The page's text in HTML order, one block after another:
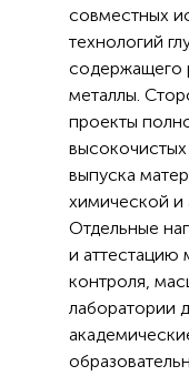
совместных
технологий
содержащего
металлы.
проекты
выпуска
химической
Отдельные
и аттестацию
контроля,
лаборатории